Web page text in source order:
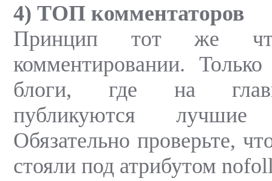
4) ТОП комментаторов
Принцип тот же
комментировании.
блоги, где на
публикуются лучшие
Обязательно проверьте,
стояли под атрибутом